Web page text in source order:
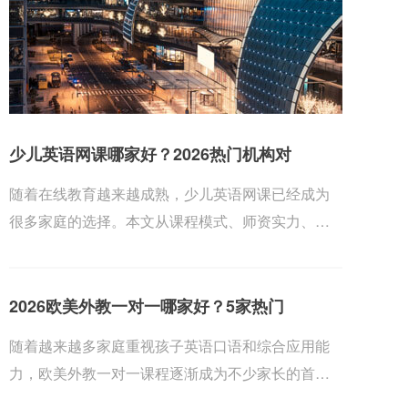
少儿英语网课哪家好？2026热门机构对
随着在线教育越来越成熟，少儿英语网课已经成为
很多家庭的选择。本文从课程模式、师资实力、教
2026欧美外教一对一哪家好？5家热门
随着越来越多家庭重视孩子英语口语和综合应用能
力，欧美外教一对一课程逐渐成为不少家长的首